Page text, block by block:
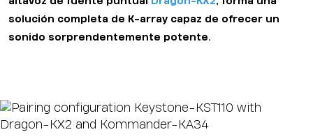
solución completa de K-array capaz de ofrecer un
sonido sorprendentemente potente.